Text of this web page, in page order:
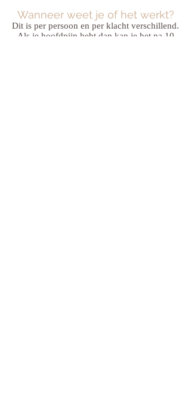
Wanneer weet je of het werkt?
Dit is per persoon en per klacht verschillend.
Als je hoofdpijn hebt dan kan je het na 10